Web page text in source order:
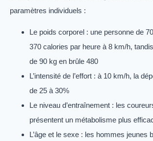
paramètres individuels :
Le poids corporel : une personne de
370 calories par heure à 8 km/h,
de 90 kg en brûle 480
L’intensité de l’effort : à 10 km/h, la
de 25 à 30%
Le niveau d’entraînement : les
présentent un métabolisme plus
L’âge et le sexe : les hommes jeunes